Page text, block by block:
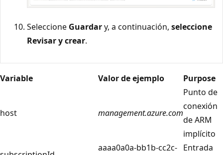
Seleccione Guardary, a continuación, seleccione
Revisar y crear.
Variable Valor de ejemplo Purpose
host management.azure.com
Punto de
conexión
de ARM
implícito
aaaa0a0a-bb1b-cc2c- Entrada